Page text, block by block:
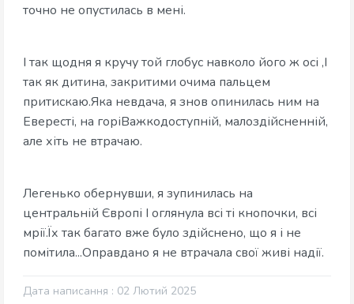
точно не опустилась в мені.
І так щодня я кручу той глобус навколо його ж осі ,І
так як дитина, закритими очима пальцем
притискаю.Яка невдача, я знов опинилась ним на
Евересті, на горіВажкодоступній, малоздійсненній,
але хіть не втрачаю.
Легенько обернувши, я зупинилась на
центральній Європі І оглянула всі ті кнопочки, всі
мрії.Їх так багато вже було здійснено, що я і не
помітила...Оправдано я не втрачала свої живі надії.
Дата написання : 02 Лютий 2025